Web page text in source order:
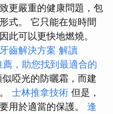
更嚴重的健康問題，包
式。 它只能在短時間
此可以更快地燃燒。
齒解決方案 解讀
，助您找到最適合的
啞光的防曬霜，而建
士林推拿技術 但是，
用於適當的保護。 逢